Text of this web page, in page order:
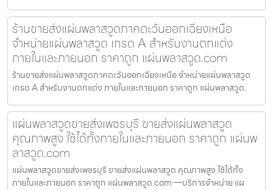
ร้านขายส่งแผ่นพลาสวูดภาคตะวันออกเฉียงเหนือ
จำหน่ายแผ่นพลาสวูด เกรด A สำหรับงานตกแต่ง
ภายในและภายนอก ราคาถูก แผ่นพลาสวูด.com
ร้านขายส่งแผ่นพลาสวูดภาคตะวันออกเฉียงเหนือ จำหน่ายแผ่นพลาสวูด
เกรด A สำหรับงานตกแต่ง ภายในและภายนอก ราคาถูก แผ่นพลาสวูด.
แผ่นพลาสวูดขายส่งเพชรบุรี ขายส่งแผ่นพลาสวูด
คุณภาพสูง ใช้ได้ทั้งภายในและภายนอก ราคาถูก แผ่นพ
ลาสวูด.com
แผ่นพลาสวูดขายส่งเพชรบุรี ขายส่งแผ่นพลาสวูด คุณภาพสูง ใช้ได้ทั้ง
ภายในและภายนอก ราคาถูก แผ่นพลาสวูด.com —บริการจำหน่าย แผ